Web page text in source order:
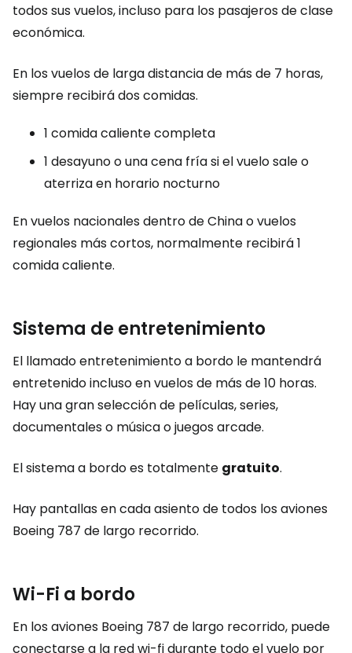
todos sus vuelos, incluso para los pasajeros de clase
económica.
En los vuelos de larga distancia de más de 7 horas,
siempre recibirá dos comidas.
1 comida caliente completa
1 desayuno o una cena fría si el vuelo sale o
aterriza en horario nocturno
En vuelos nacionales dentro de China o vuelos
regionales más cortos, normalmente recibirá 1
comida caliente.
Sistema de entretenimiento
El llamado entretenimiento a bordo le mantendrá
entretenido incluso en vuelos de más de 10 horas.
Hay una gran selección de películas, series,
documentales o música o juegos arcade.
El sistema a bordo es totalmente gratuito.
Hay pantallas en cada asiento de todos los aviones
Boeing 787 de largo recorrido.
Wi-Fi a bordo
En los aviones Boeing 787 de largo recorrido, puede
conectarse a la red wi-fi durante todo el vuelo por